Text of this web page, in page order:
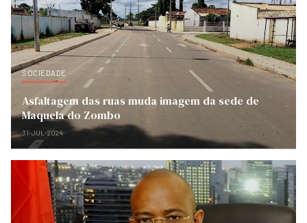
SOCIEDADE
Asfaltagem das ruas muda imagem da sede de
Maquela do Zombo
31-JUL-2024